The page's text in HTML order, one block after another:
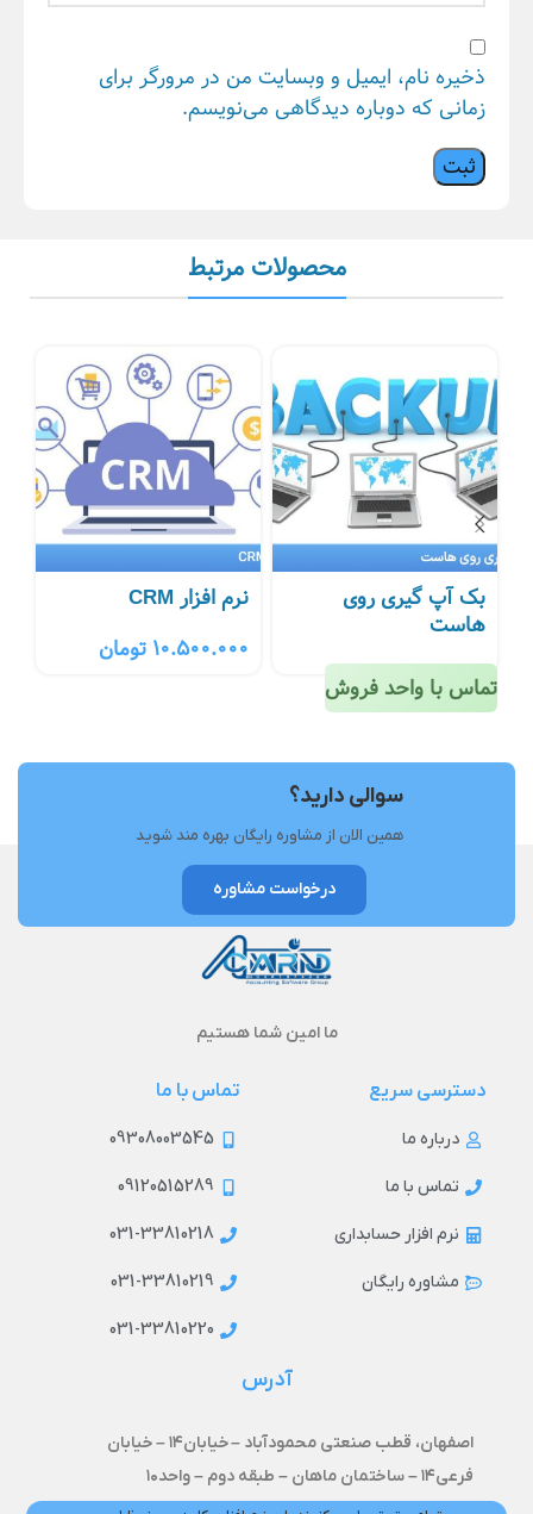
ذخیره نام، ایمیل و وبسایت من در مرورگر برای
زمانی که دوباره دیدگاهی می‌نویسم.
محصولات مرتبط
بک آپ گیری روی
هاست
تماس با واحد فروش
نرم افزار CRM
10.500.000 تومان
سوالی دارید؟
همین الان از مشاوره رایگان بهره مند شوید
درخواست مشاوره
ما امین شما هستیم
دسترسی سریع
درباره ما
تماس با ما
نرم افزار حسابداری
مشاوره رایگان
تماس با ما
09308003545
09120515289
031-33810218
031-33810219
031-33810220
آدرس
اصفهان، قطب صنعتی محمودآباد –خیابان۱۴ –
خیابان
فرعی۱۴ – ساختمان ماهان – طبقه دوم – واحد۱۰